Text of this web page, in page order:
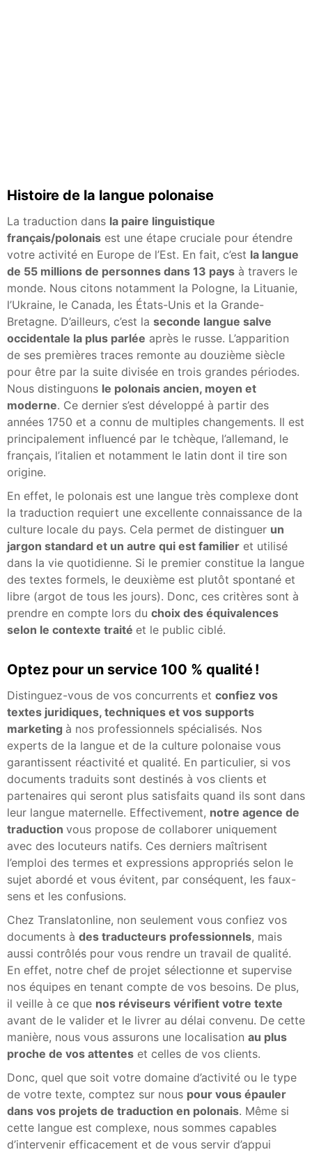
Histoire de la langue polonaise
La traduction dans la paire linguistique
français/polonais est une étape cruciale pour étendre
votre activité en Europe de l’Est. En fait, c’est la langue
de 55 millions de personnes dans 13 pays à travers le
monde. Nous citons notamment la Pologne, la Lituanie,
l’Ukraine, le Canada, les États-Unis et la Grande-
Bretagne. D’ailleurs, c’est la seconde langue salve
occidentale la plus parlée après le russe. L’apparition
de ses premières traces remonte au douzième siècle
pour être par la suite divisée en trois grandes périodes.
Nous distinguons le polonais ancien, moyen et
moderne. Ce dernier s’est développé à partir des
années 1750 et a connu de multiples changements. Il est
principalement influencé par le tchèque, l’allemand, le
français, l’italien et notamment le latin dont il tire son
origine.
En effet, le polonais est une langue très complexe dont
la traduction requiert une excellente connaissance de la
culture locale du pays. Cela permet de distinguer un
jargon standard et un autre qui est familier et utilisé
dans la vie quotidienne. Si le premier constitue la langue
des textes formels, le deuxième est plutôt spontané et
libre (argot de tous les jours). Donc, ces critères sont à
prendre en compte lors du choix des équivalences
selon le contexte traité et le public ciblé.
Optez pour un service 100 % qualité !
Distinguez-vous de vos concurrents et confiez vos
textes juridiques, techniques et vos supports
marketing à nos professionnels spécialisés. Nos
experts de la langue et de la culture polonaise vous
garantissent réactivité et qualité. En particulier, si vos
documents traduits sont destinés à vos clients et
partenaires qui seront plus satisfaits quand ils sont dans
leur langue maternelle. Effectivement, notre agence de
traduction vous propose de collaborer uniquement
avec des locuteurs natifs. Ces derniers maîtrisent
l’emploi des termes et expressions appropriés selon le
sujet abordé et vous évitent, par conséquent, les faux-
sens et les confusions.
Chez Translatonline, non seulement vous confiez vos
documents à des traducteurs professionnels, mais
aussi contrôlés pour vous rendre un travail de qualité.
En effet, notre chef de projet sélectionne et supervise
nos équipes en tenant compte de vos besoins. De plus,
il veille à ce que nos réviseurs vérifient votre texte
avant de le valider et le livrer au délai convenu. De cette
manière, nous vous assurons une localisation au plus
proche de vos attentes et celles de vos clients.
Donc, quel que soit votre domaine d’activité ou le type
de votre texte, comptez sur nous pour vous épauler
dans vos projets de traduction en polonais. Même si
cette langue est complexe, nous sommes capables
d’intervenir efficacement et de vous servir d’appui